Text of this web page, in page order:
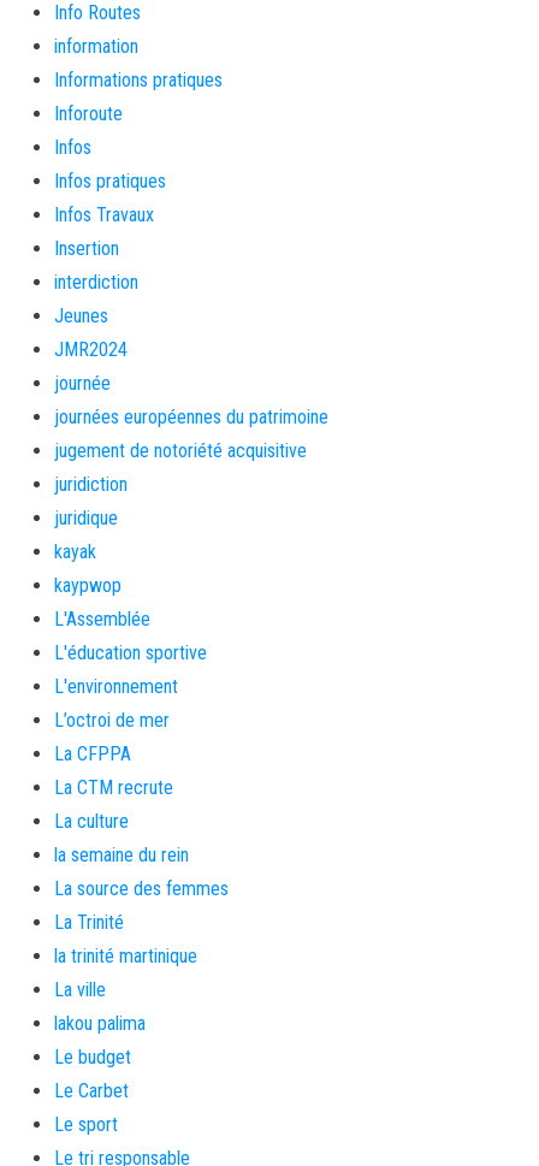
Info Routes
information
Informations pratiques
Inforoute
Infos
Infos pratiques
Infos Travaux
Insertion
interdiction
Jeunes
JMR2024
journée
journées européennes du patrimoine
jugement de notoriété acquisitive
juridiction
juridique
kayak
kaypwop
L'Assemblée
L'éducation sportive
L'environnement
L’octroi de mer
La CFPPA
La CTM recrute
La culture
la semaine du rein
La source des femmes
La Trinité
la trinité martinique
La ville
lakou palima
Le budget
Le Carbet
Le sport
Le tri responsable